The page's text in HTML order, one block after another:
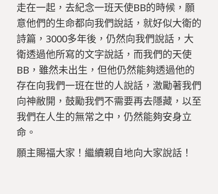
走在一起，去紀念一班天使BB的時候，願
意他們的生命都向我們說話，就好似大衛的
詩篇，3000多年後，仍然向我們說話，大
衛透過他所寫的文字說話，而我們的天使
BB，雖然未出生，但他仍然能夠透過他的
存在向我們一班在世的人說話，激勵著我們
向神敝開，鼓勵我們不需要再去隱藏，以至
我們在人生的無常之中，仍然能夠安身立
命。
願主賜福大家！繼續親自地向大家說話！